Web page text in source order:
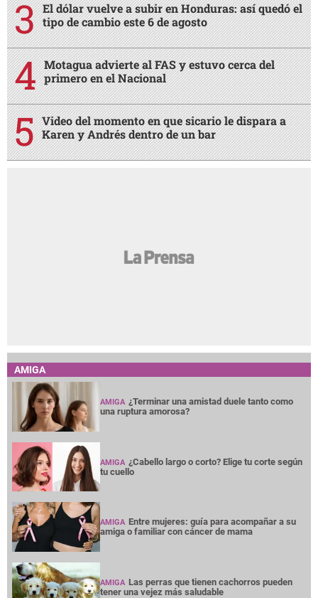
El dólar vuelve a subir en Honduras: así quedó el
tipo de cambio este 6 de agosto
Motagua advierte al FAS y estuvo cerca del
primero en el Nacional
Video del momento en que sicario le dispara a
Karen y Andrés dentro de un bar
AMIGA
AMIGA ¿Terminar una amistad duele tanto como
una ruptura amorosa?
AMIGA ¿Cabello largo o corto? Elige tu corte según
tu cuello
AMIGA Entre mujeres: guía para acompañar a su
amiga o familiar con cáncer de mama
AMIGA Las perras que tienen cachorros pueden
tener una vejez más saludable